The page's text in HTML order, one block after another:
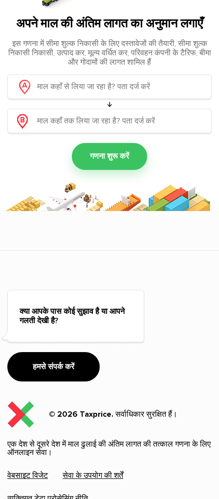
अपने माल की अंतिम लागत का अनुमान लगाएँ
इस गणना में सीमा शुल्क निकासी के लिए दस्तावेजों की तैयारी, सीमा शुल्क
निकासी निकासी, उत्पाद कर, मूल्य वर्धित कर, परिवहन कंपनी के टैरिफ, बीमा
और गोदामों की लागत शामिल हैं
गणना शुरू करें
क्या आपके पास कोई सुझाव है या आपने
गलती देखी है?
हमसे संपर्क करें
© 2026 Taxprice. सर्वाधिकार सुरक्षित हैं।
एक देश से दूसरे देश में माल ढुलाई की अंतिम लागत की तत्काल गणना के लिए
ऑनलाइन सेवा।
वेबसाइट विजेट सेवा के उपयोग की शर्तें